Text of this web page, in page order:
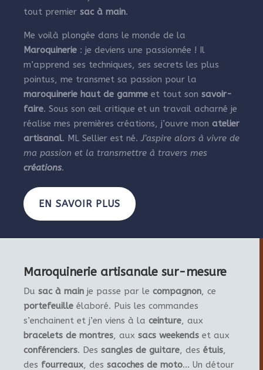
tout premier sac à main.
Me voilà plongée dans le monde de la
Maroquinerie : je deviens une passionnée ! Il
m’apprend ses techniques, ses secrets les plus
pointus, me transmet sa passion pour la
maroquinerie haut de gamme et tout son savoir-
faire. Sous son œil critique et un travail acharné je
réalise mes premières créations, j’ouvre mon atelier
artisanal. ML Sellier est né. J’aspire alors à vivre de
ma passion et la transmettre à travers mes
créations.
EN SAVOIR PLUS
Maroquinerie artisanale sur-mesure
Du sac à main je passe par le compagnon, ce
portefeuille élaboré. Puis les commandes
s’enchainent et j’en viens à la ceinture, aux
bracelets de montres, aux sacs weekends et aux
conférenciers. Des sangles de guitare, des étuis,
des fourreaux, des sacoches de moto… Un détour